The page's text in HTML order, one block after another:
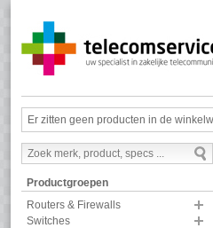
Er zitten geen producten in de
Productgroepen
Routers & Firewalls
Switches